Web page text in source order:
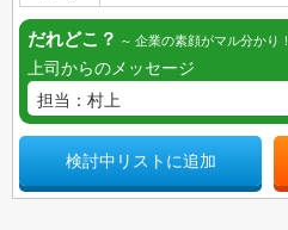
だれどこ？ 企業の素顔がマル分かり！
上司からのメッセージ
担当：村上
検討中リストに追加